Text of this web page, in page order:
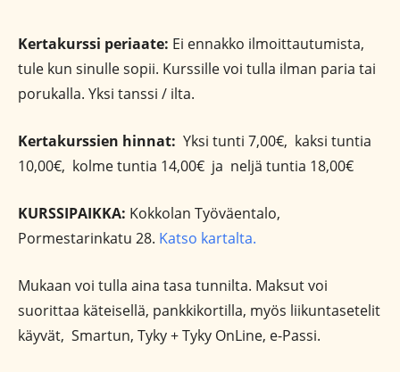
Kertakurssi periaate: Ei ennakko ilmoittautumista,
tule kun sinulle sopii. Kurssille voi tulla ilman paria tai
porukalla. Yksi tanssi / ilta.
Kertakurssien hinnat: Yksi tunti 7,00€, kaksi tuntia
10,00€, kolme tuntia 14,00€ ja neljä tuntia 18,00€
KURSSIPAIKKA: Kokkolan Työväentalo,
Pormestarinkatu 28. Katso kartalta.
Mukaan voi tulla aina tasa tunnilta. Maksut voi
suorittaa käteisellä, pankkikortilla, myös liikuntasetelit
käyvät, Smartun, Tyky + Tyky OnLine, e-Passi.